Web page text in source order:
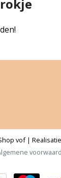
vof | Realisatie